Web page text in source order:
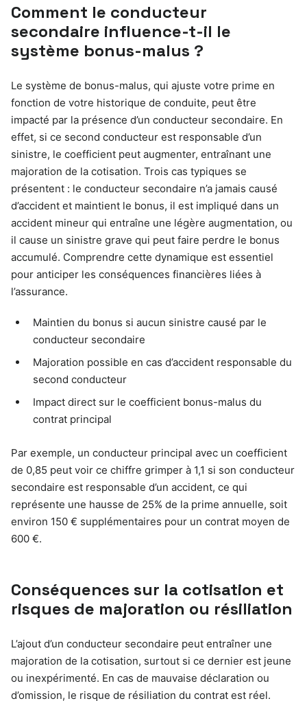
Comment le conducteur
secondaire influence-t-il le
système bonus-malus ?
Le système de bonus-malus, qui ajuste votre prime en
fonction de votre historique de conduite, peut être
impacté par la présence d’un conducteur secondaire. En
effet, si ce second conducteur est responsable d’un
sinistre, le coefficient peut augmenter, entraînant une
majoration de la cotisation. Trois cas typiques se
présentent : le conducteur secondaire n’a jamais causé
d’accident et maintient le bonus, il est impliqué dans un
accident mineur qui entraîne une légère augmentation, ou
il cause un sinistre grave qui peut faire perdre le bonus
accumulé. Comprendre cette dynamique est essentiel
pour anticiper les conséquences financières liées à
l’assurance.
Maintien du bonus si aucun sinistre causé par le
conducteur secondaire
Majoration possible en cas d’accident responsable du
second conducteur
Impact direct sur le coefficient bonus-malus du
contrat principal
Par exemple, un conducteur principal avec un coefficient
de 0,85 peut voir ce chiffre grimper à 1,1 si son conducteur
secondaire est responsable d’un accident, ce qui
représente une hausse de 25% de la prime annuelle, soit
environ 150 € supplémentaires pour un contrat moyen de
600 €.
Conséquences sur la cotisation et
risques de majoration ou résiliation
L’ajout d’un conducteur secondaire peut entraîner une
majoration de la cotisation, surtout si ce dernier est jeune
ou inexpérimenté. En cas de mauvaise déclaration ou
d’omission, le risque de résiliation du contrat est réel.